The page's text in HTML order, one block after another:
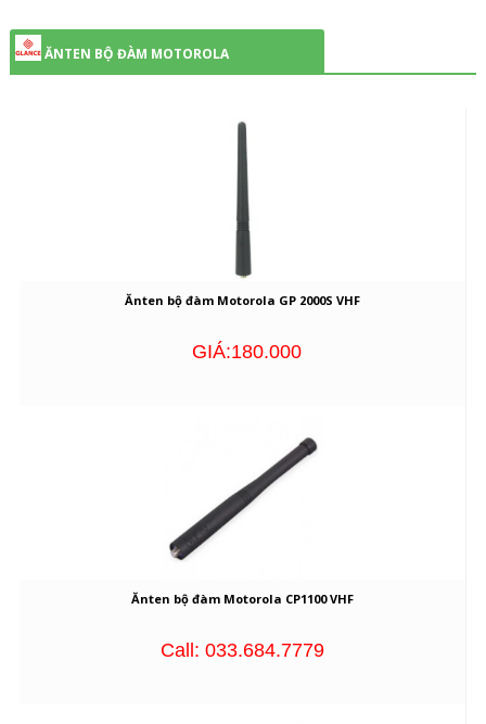
ĂNTEN BỘ ĐÀM MOTOROLA
Ănten bộ đàm Motorola GP 2000S VHF
GIÁ:180.000
Ănten bộ đàm Motorola CP1100 VHF
Call: 033.684.7779